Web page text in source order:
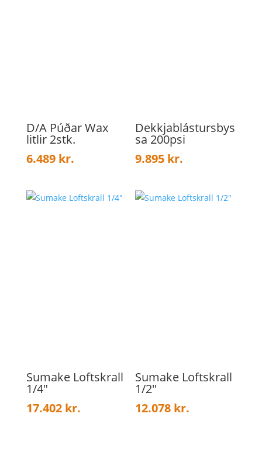
D/A Púðar Wax
litlir 2stk.
6.489 kr.
Dekkjablástursbys
sa 200psi
9.895 kr.
Sumake Loftskrall
1/4″
17.402 kr.
Sumake Loftskrall
1/2″
12.078 kr.